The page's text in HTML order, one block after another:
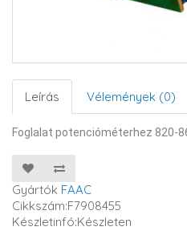
Leírás Vélemények (0)
Foglalat potencióméterhez 820-
Gyártók FAAC
Cikkszám:F7908455
Készletinfó:Készleten